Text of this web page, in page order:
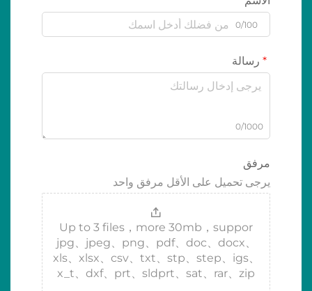
0/100
رسالة
0/1000
مرفق
يرجى تحميل على الأقل مرفق واحد
Up to 3 files，more 30mb，suppor
jpg、jpeg、png、pdf、doc、docx、
xls、xlsx、csv、txt、stp、step、igs、
x_t、dxf、prt、sldprt、sat、rar、zip